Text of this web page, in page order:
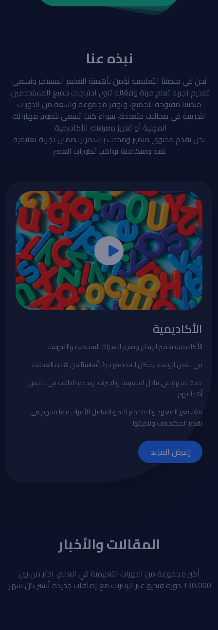
نبذه عنا
نحن في منصتنا التعليمية نؤمن بأهمية التعليم المستمر ونسعى
لتقديم تجربة تعلم مرنة وفعّالة تلبي احتياجات جميع المستخدمين.
منصتنا مفتوحة للجميع، وتوفر مجموعة واسعة من الدورات
التدريبية في مجالات متعددة، سواء كنت تسعى لتطوير مهاراتك
المهنية أو تعزيز معرفتك الأكاديمية.
نحن نقدم محتوى متميز ومحدث باستمرار لضمان تجربة تعليمية
غنية ومتكاملة تواكب تطورات العصر.
الأكاديمية
الأكاديمية تحفيز الإبداع وتعزيز القدرات الشخصية والمهنية.
في نفس الوقت، يشكل المجتمع جزءًا أساسيًا من هذه العملية،
حيث يسهم في تبادل المعرفة والخبرات، ويدعم الطلاب في تحقيق
أهدافهم.
معًا، يعزز المعهد والمجتمع النمو الشامل للأفراد، مما يسهم في
تقدم المجتمعات وتنميتها.
إعرض المزيد
المقالات والأخبار
أكبر مجموعة من الدورات التعليمية في العالم، اختر من بين
130,000 دورة فيديو عبر الإنترنت مع إضافات جديدة تُنشر كل شهر.